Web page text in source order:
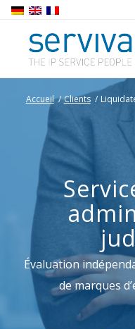
Accueil / Clients /
Évaluation
de marques